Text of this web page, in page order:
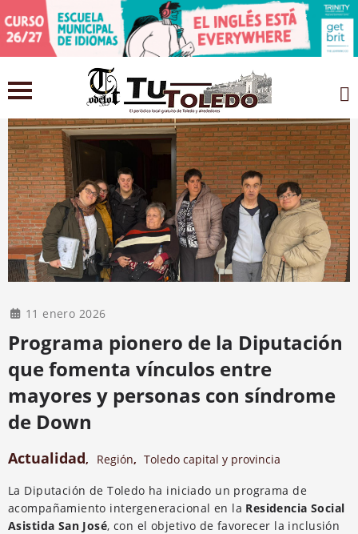
11 enero 2026
Programa pionero de la Diputación
que fomenta vínculos entre
mayores y personas con síndrome
de Down
Actualidad, Región,Toledo capital y provincia
La Diputación de Toledo ha iniciado un programa de
acompañamiento intergeneracional en la Residencia Social
Asistida San José, con el objetivo de favorecer la inclusión